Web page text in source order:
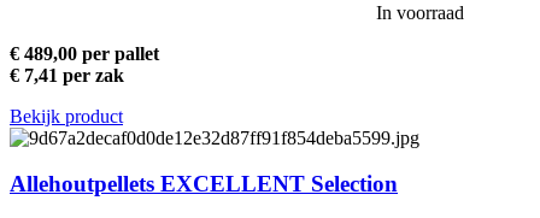
In voorraad
€ 489,00 per pallet
€ 7,41 per zak
Bekijk product
Allehoutpellets EXCELLENT Selection